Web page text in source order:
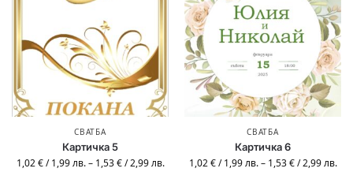
СВАТБА
Картичка 5
1,02€ /1,99лв. – 1,53€ /2,99лв.
СВАТБА
Картичка 6
1,02€ /1,99лв. – 1,53€ /2,99лв.